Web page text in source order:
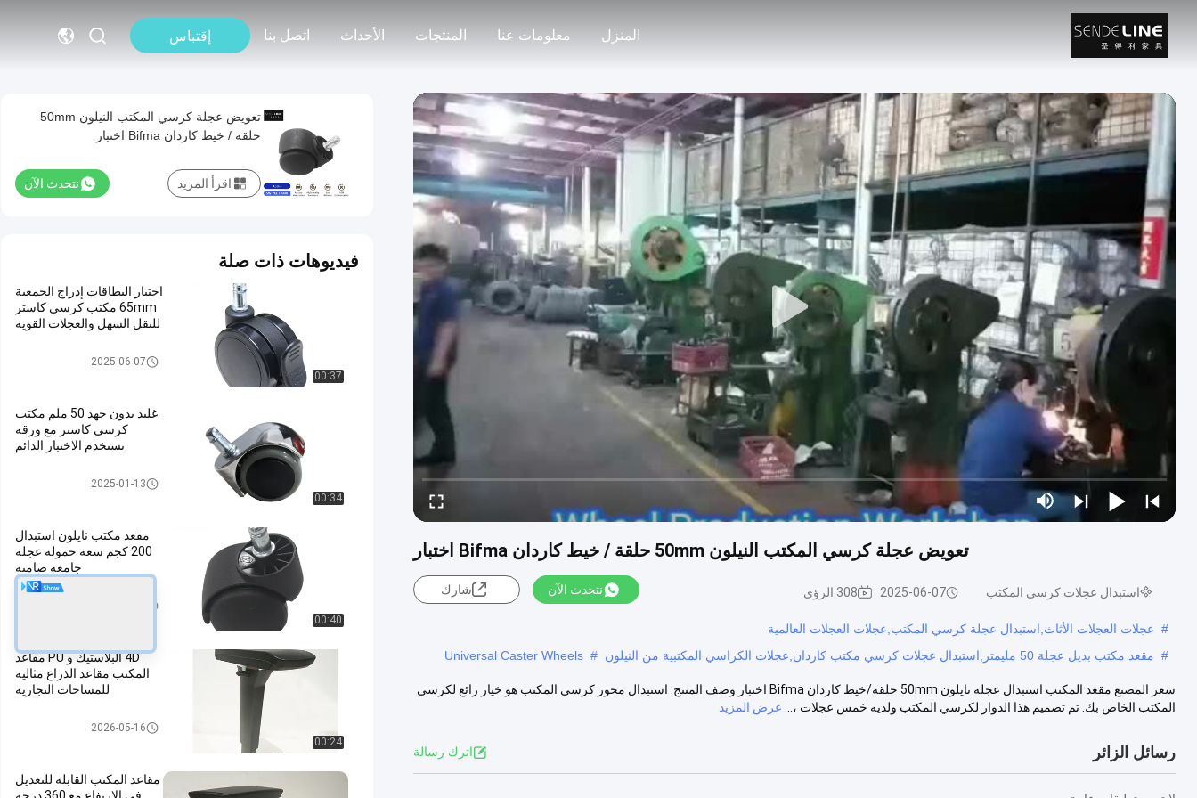
المنزل معلومات عنا المنتجات الأحداث اتصل بنا إقتباس
تعويض عجلة كرسي المكتب النيلون 50mm حلقة / خيط كاردان Bifma اختبار
استبدال عجلات كرسي المكتب 2025-06-07 308 الرؤى نتحدث الآن شارك
# عجلات العجلات الأثاث,استبدال عجلة كرسي المكتب,عجلات العجلات العالمية
# مقعد مكتب بديل عجلة 50 مليمتر,استبدال عجلات كرسي مكتب كاردان,عجلات الكراسي المكتبية من النيلون #
Universal Caster Wheels
سعر المصنع مقعد المكتب استبدال عجلة نايلون 50mm حلقة/خيط كاردان Bifma اختبار وصف المنتج: استبدال محور كرسي المكتب هو خيار رائع لكرسي
المكتب الخاص بك. تم تصميم هذا الدوار لكرسي المكتب ولديه خمس عجلات ،...
عرض المزيد
رسائل الزائر اترك رسالة
تعويض عجلة كرسي المكتب النيلون 50mm
حلقة / خيط كاردان Bifma اختبار
نتحدث الآن اقرأ المزيد
فيديوهات ذات صلة
00:37
اختبار البطاقات إدراج الجمعية
65mm مكتب كرسي كاستر
للنقل السهل والعجلات القوية
استبدال عجلات كرسي المكتب
2025-06-07
00:34
غليد بدون جهد 50 ملم مكتب
كرسي كاستر مع ورقة
تستخدم الاختبار الدائم
استبدال عجلات كرسي المكتب
2025-01-13
00:40
مقعد مكتب نايلون استبدال
200 كجم سعة حمولة عجلة
جامعة صامتة
00:24
4D البلاستيك و PU مقاعد
المكتب مقاعد الذراع مثالية
للمساحات التجارية
مقعد مكتب استبدال مسند الذراع
2026-05-16
مقاعد المكتب القابلة للتعديل